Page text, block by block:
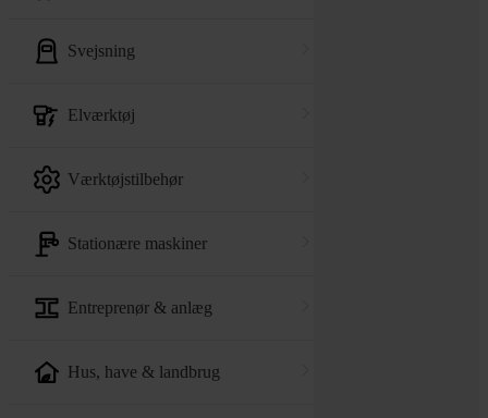
svejsning
elværktøj
værktøjstilbehør
stationære maskiner
entreprenør & anlæg
hus, have & landbrug